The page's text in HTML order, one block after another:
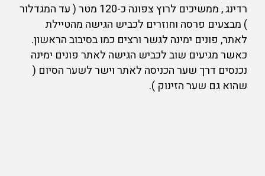
רדינג , ממשיכים לרוץ צפונה כ-120 מטר ( עד המגדלור
) מבצעים פרסה וחוזרים לכביש הגישה מהטיילת
לאתר, פונים ימינה לגשר ורצים כמו בסיבוב הראשון.
כאשר מגיעים שוב לכביש הגישה לאתר פונים ימינה
נכנסים דרך שער הכניסה לאתר וישר לשער הסיום (
שהוא גם שער הזינוק ).